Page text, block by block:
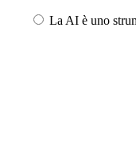
La AI è uno